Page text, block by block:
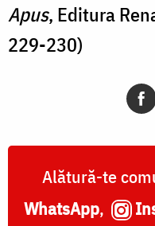
Apus, Editura
229-230)
Alătură-te
WhatsApp,